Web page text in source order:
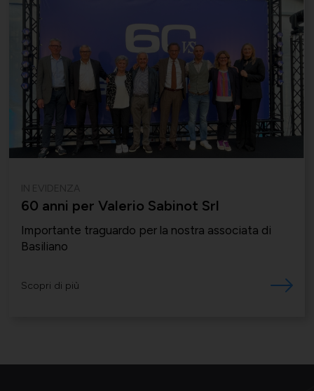
60 anni per Valerio Sabinot Srl
Importante traguardo per la nostra associata di
Basiliano
Scopri di più